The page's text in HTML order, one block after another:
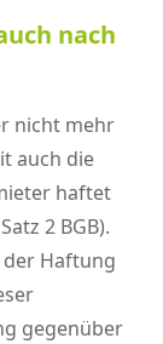
nach
nicht mehr
auch die
haftet
2 BGB).
Haftung
gegenüber